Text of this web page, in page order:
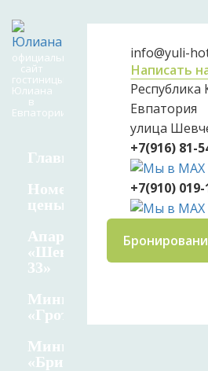
официальный
сайт
гостиницы
Юлиана
в
Евпатории
Главная
Номера и
цены
Апартаменты
«Шевченко
33»
Мини отель
«Грот»
Мини отель
«Бриз»
info@yuli-
Написать
Республика
Евпатория
улица
+7(916) 81-
+7(910) 019-